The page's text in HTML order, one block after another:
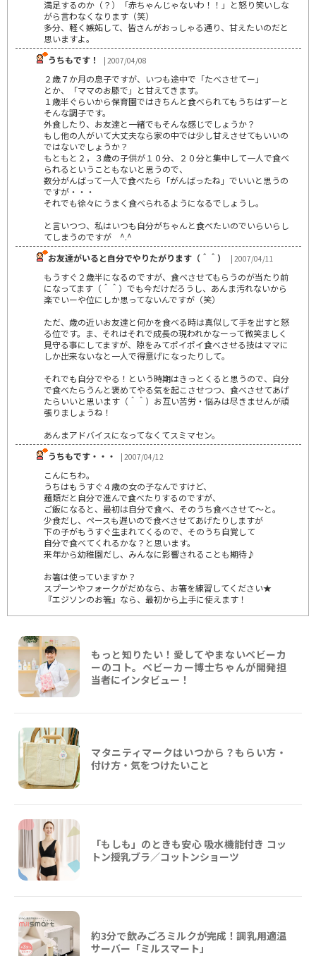
満足するのか（？）「赤ちゃんじゃないわ！！」と怒り笑いしな
がら言わなくなります（笑）
多分、軽く嫉妬して、皆さんがおっしゃる通り、甘えたいのだと
思いますよ。
うちもです！
| 2007/04/08
２歳７か月の息子ですが、いつも途中で「たべさせてー」
とか、「ママのお膝で」と甘えてきます。
１歳半ぐらいから保育園ではきちんと食べられてもうちはずーと
そんな調子です。
外食したり、お友達と一緒でもそんな感じでしょうか？
もし他の人がいて大丈夫なら家の中では少し甘えさせてもいいの
ではないでしょうか？
もともと２，３歳の子供が１０分、２０分と集中して一人で食べ
られるということもないと思うので、
数分がんばって一人で食べたら「がんばったね」でいいと思うの
ですが・・・
それでも徐々にうまく食べられるようになるでしょうし。
と言いつつ、私はいつも自分がちゃんと食べたいのでいらいらし
てしまうのですが ^.^
お友達がいると自分でやりたがります（＾＾）
| 2007/04/11
もうすぐ２歳半になるのですが、食べさせてもらうのが当たり前
になってます（＾＾）でも今だけだろうし、あんま汚れないから
楽でいーや位にしか思ってないんですが（笑）
ただ、歳の近いお友達と何かを食べる時は真似して手を出すと怒
る位です。ま、それはそれで成長の現われかなーって微笑ましく
見守る事にしてますが、隙をみてポイポイ食べさせる技はママに
しか出来ないなと一人で得意げになったりして。
それでも自分でやる！という時期はきっとくると思うので、自分
で食べたらうんと褒めてやる気を起こさせつつ、食べさせてあげ
たらいいと思います（＾＾）お互い苦労・悩みは尽きませんが頑
張りましょうね！
あんまアドバイスになってなくてスミマセン。
うちもです・・・
| 2007/04/12
こんにちわ。
うちはもうすぐ４歳の女の子なんですけど、
麺類だと自分で進んで食べたりするのですが、
ご飯になると、最初は自分で食べ、そのうち食べさせて～と。
少食だし、ペースも遅いので食べさせてあげたりしますが
下の子がもうすぐ生まれてくるので、そのうち自覚して
自分で食べてくれるかな？と思います。
来年から幼稚園だし、みんなに影響されることも期待♪
お箸は使っていますか？
スプーンやフォークがだめなら、お箸を練習してください★
『エジソンのお箸』なら、最初から上手に使えます！
もっと知りたい！愛してやまないベビーカ
ーのコト。ベビーカー博士ちゃんが開発担
当者にインタビュー！
マタニティマークはいつから？もらい方・
付け方・気をつけたいこと
「もしも」のときも安心 吸水機能付き コッ
トン授乳ブラ／コットンショーツ
約3分で飲みごろミルクが完成！調乳用適温
サーバー「ミルスマート」